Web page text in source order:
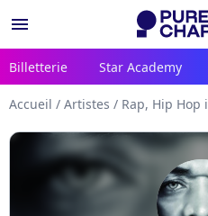
menu
Billetterie Star Academy
Accueil / Artistes / Rap, Hip